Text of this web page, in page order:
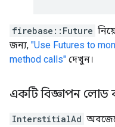
firebase::Future
জন্য, "Use Futures to
method calls" দেখুন।
একটি বিজ্ঞাপন
InterstitialAd